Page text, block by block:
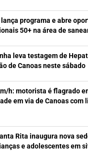
programa e abre
50+ na área de
leva testagem de
de Canoas neste sábado
h: motorista é flagrado
em via de Canoas com
Rita inaugura nova
e adolescentes em